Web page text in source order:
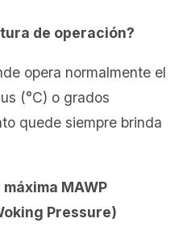
de operación?
opera normalmente el
(°C) o grados
quede siempre brinda
MAWP
Pressure)